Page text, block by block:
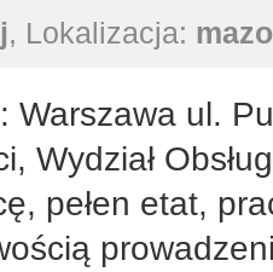
, Lokalizacja:
Warszawa ul.
Wydział
pełen etat,